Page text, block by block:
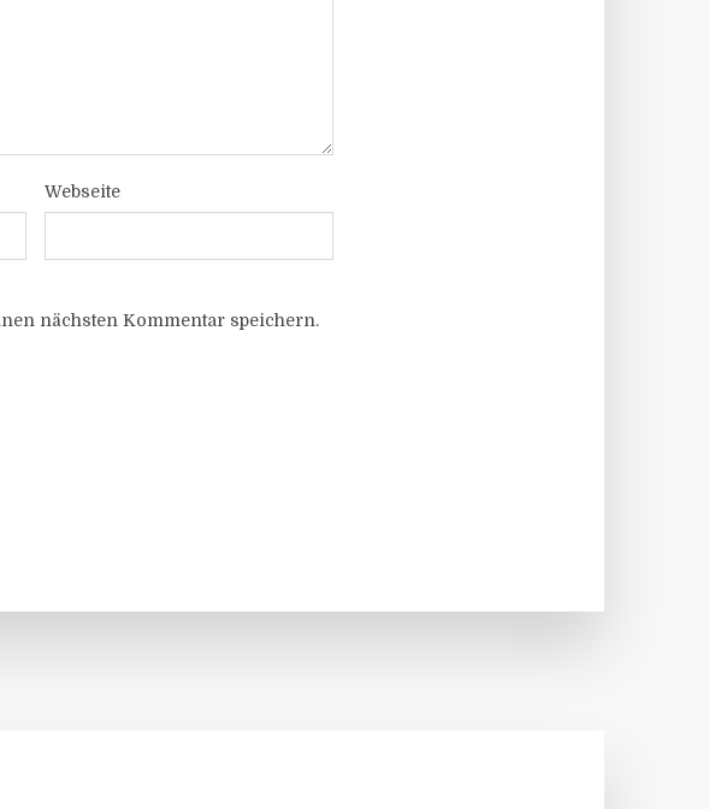
Webseite
nächsten Kommentar speichern.